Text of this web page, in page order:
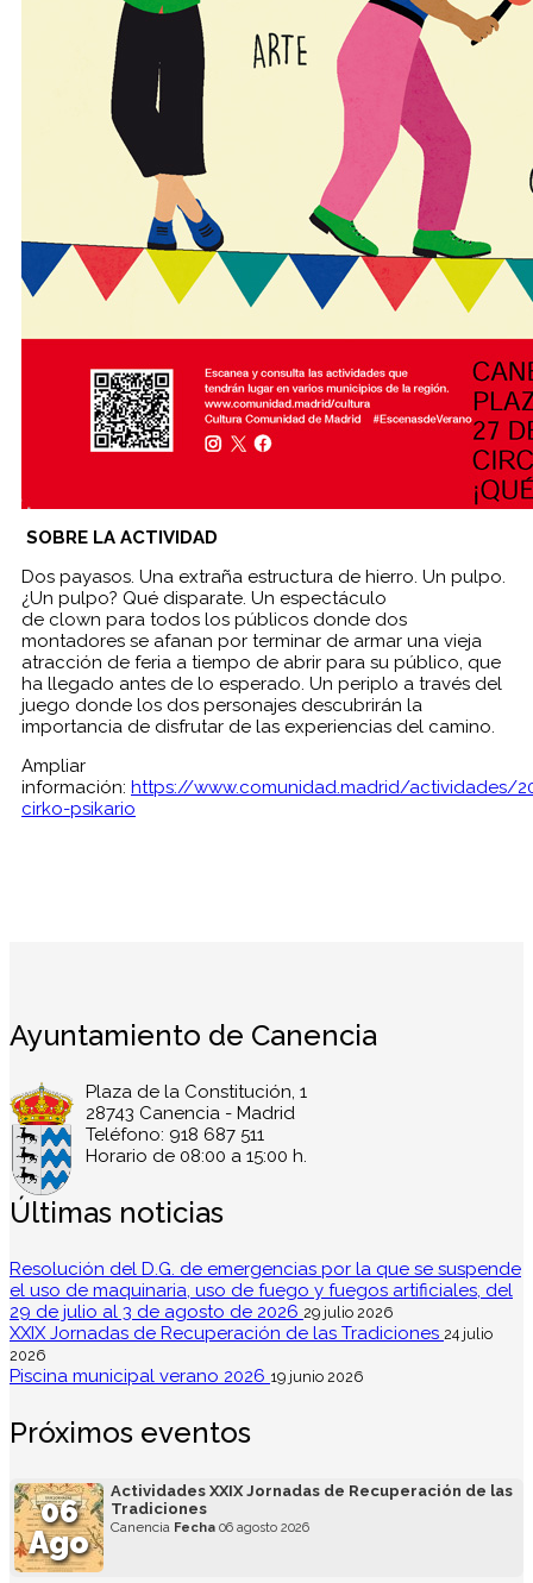
SOBRE LA ACTIVIDAD
Dos payasos. Una extraña estructura de hierro. Un pulpo.
¿Un pulpo? Qué disparate. Un espectáculo
de clown para todos los públicos donde dos
montadores se afanan por terminar de armar una vieja
atracción de feria a tiempo de abrir para su público, que
ha llegado antes de lo esperado. Un periplo a través del
juego donde los dos personajes descubrirán la
importancia de disfrutar de las experiencias del camino.
Ampliar
información: https://www.comunidad.madrid/actividades/
cirko-psikario
Ayuntamiento de Canencia
Plaza de la Constitución, 1
28743 Canencia - Madrid
Teléfono: 918 687 511
Horario de 08:00 a 15:00 h.
Últimas noticias
Resolución del D.G. de emergencias por la que se suspende
el uso de maquinaria, uso de fuego y fuegos artificiales, del
29 de julio al 3 de agosto de 2026 29 julio 2026
XXIX Jornadas de Recuperación de las Tradiciones 24 julio
2026
Piscina municipal verano 2026 19 junio 2026
Próximos eventos
06
Ago
Actividades XXIX Jornadas de Recuperación de las
Tradiciones
Canencia Fecha 06 agosto 2026